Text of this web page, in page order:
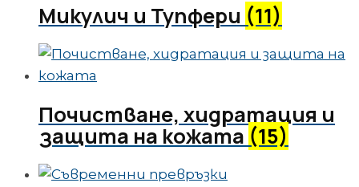
Микулич и Тупфери (11)
Почистване, хидратация и
защита на кожата (15)